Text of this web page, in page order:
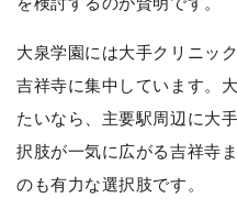
大泉学園には大手クリニッ
吉祥寺に集中しています。
たいなら、主要駅周辺に大
択肢が一気に広がる吉祥寺
のも有力な選択肢です。